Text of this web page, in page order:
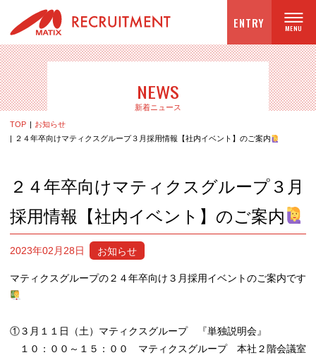
ENTRY
NEWS
新着ニュース
TOP
お知らせ
２４年卒向けマティクスグループ３月採用情報【社内イベント】のご案内
２４年卒向けマティクスグループ３月
採用情報【社内イベント】のご案内
2023年02月28日 お知らせ
マティクスグループの２４年卒向け３月採用イベントのご案内です
①３月１１日（土）マティクスグループ 『単独説明会』
１０：００～１５：００ マティクスグループ 本社２階会議室